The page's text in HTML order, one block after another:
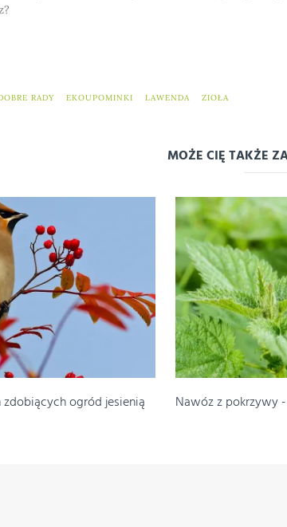
RADY EKOUPOMINKI LAWENDA ZIOŁA
MOŻE CIĘ TAKŻE
zdobiących ogród jesienią Nawóz z pokrzywy